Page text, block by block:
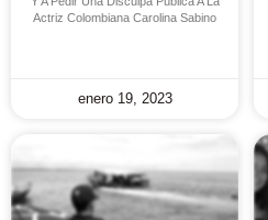
Actriz Colombiana Carolina Sabino
enero 19, 2023